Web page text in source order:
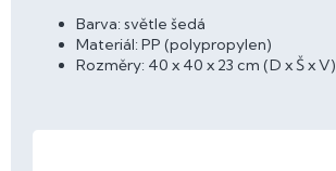
Barva: světle šedá
Materiál: PP (polypropylen)
Rozměry: 40 x 40 x 23 cm (D x Š x V)